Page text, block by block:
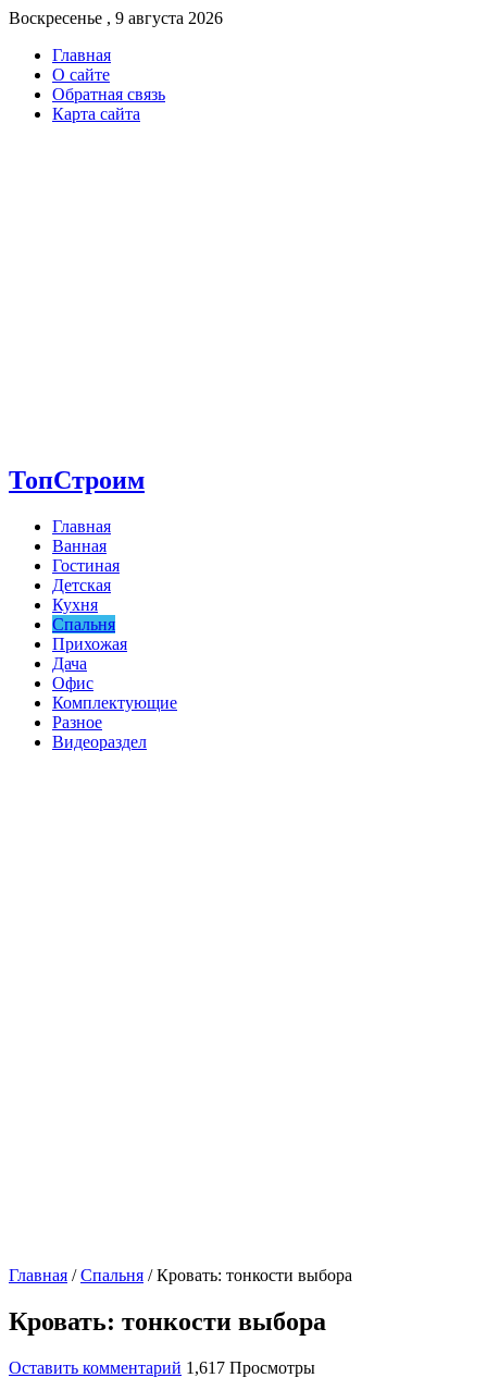
Воскресенье , 9 августа 2026
Главная
О сайте
Обратная связь
Карта сайта
ТопСтроим
Главная
Ванная
Гостиная
Детская
Кухня
Спальня
Прихожая
Дача
Офис
Комплектующие
Разное
Видеораздел
Главная / Спальня / Кровать: тонкости выбора
Кровать: тонкости выбора
Оставить комментарий 1,617 Просмотры